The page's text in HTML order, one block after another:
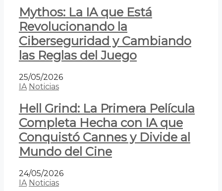
Mythos: La IA que Está
Revolucionando la
Ciberseguridad y Cambiando
las Reglas del Juego
25/05/2026
IA Noticias
Hell Grind: La Primera Película
Completa Hecha con IA que
Conquistó Cannes y Divide al
Mundo del Cine
24/05/2026
IA Noticias